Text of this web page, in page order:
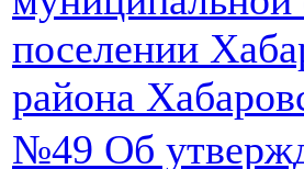
поселении
района
№49 Об